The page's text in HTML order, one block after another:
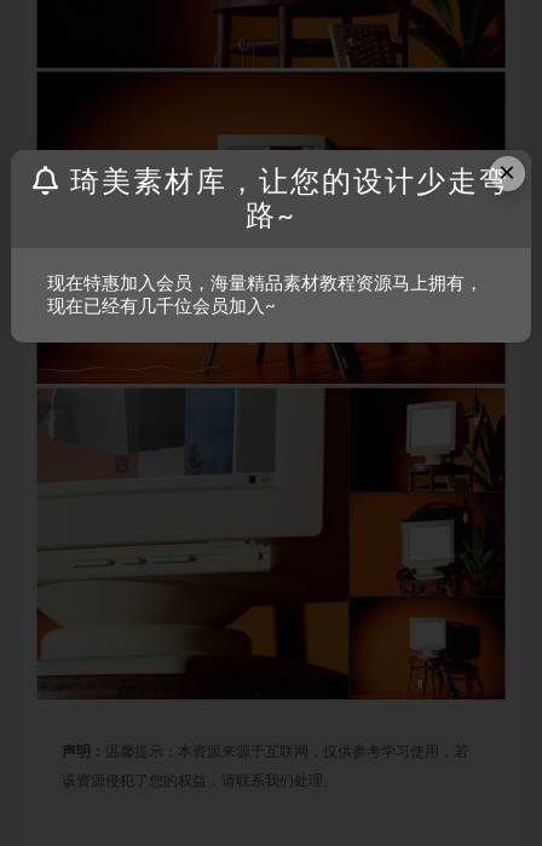
声明： 温馨提示：本资源来源于互联网，仅供参考学习使用，若
该资源侵犯了您的权益，请联系我们处理。
×
琦美素材库，让您的设计少走弯
路~
现在特惠加入会员，海量精品素材教程资源马上拥有，
现在已经有几千位会员加入~